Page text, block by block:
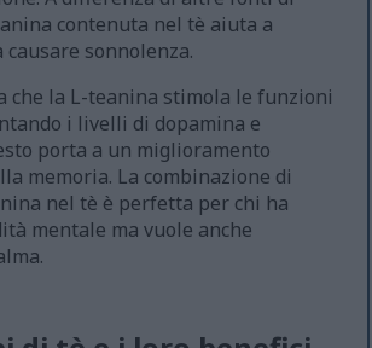
contenuta nel tè aiuta a
sonnolenza.
che la L-teanina stimola le funzioni
i livelli di dopamina e
porta a un miglioramento
memoria. La combinazione di
nel tè è perfetta per chi ha
mentale ma vuole anche